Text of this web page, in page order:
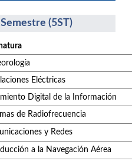
(5ST)
Eléctricas
Digital de la Información
de Radiofrecuencia
y Redes
a la Navegación Aérea